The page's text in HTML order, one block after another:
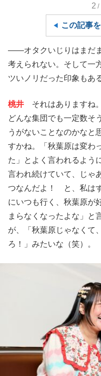
2 /
この記事
――オタクいじりはまだ
考えられない。そして一
ツいノリだった印象もあ
桃井 それはありますね
どんな集団でも一定数そ
うがないことなのかなと
すかね。「秋葉原は変わ
た」とよく言われるよう
言われ続けていて、じゃ
つなんだよ！ と、私は
にいつも行く、秋葉原が
まらなくなったよな」と
が、「秋葉原じゃなくて
ろ！」みたいな（笑）。